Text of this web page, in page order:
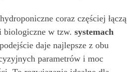
coraz częściej łączą
biologiczne w tzw. systemach
daje najlepsze z obu
parametrów i moc